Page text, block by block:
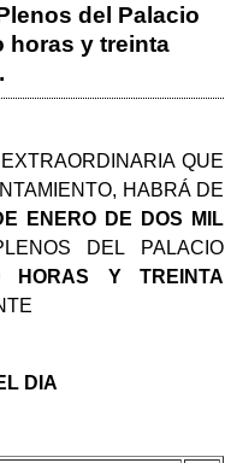
del Palacio
horas y treinta
QUE
HABRÁ DE
ENERO DE DOS MIL
DEL PALACIO
HORAS Y TREINTA
DIA